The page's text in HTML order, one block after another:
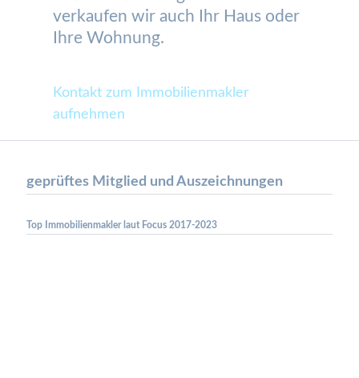
verkaufen wir auch Ihr Haus oder
Ihre Wohnung.
Kontakt zum Immobilienmakler
aufnehmen
geprüftes Mitglied und Auszeichnungen
Top Immobilienmakler laut Focus 2017-2023